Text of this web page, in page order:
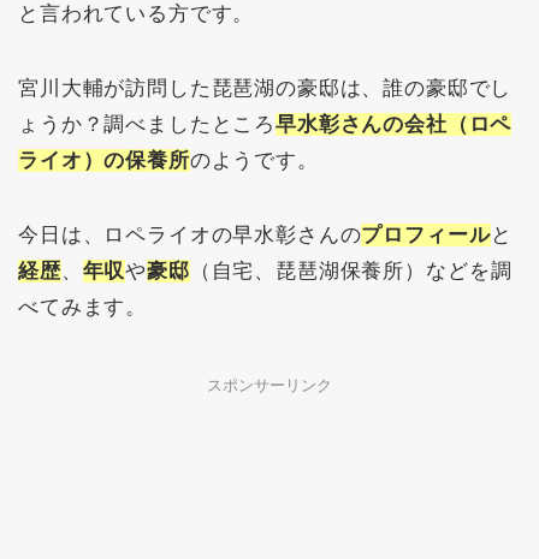
と言われている方です。
宮川大輔が訪問した琵琶湖の豪邸は、誰の豪邸でし
ょうか？調べましたところ早水彰さんの会社（ロペ
ライオ）の保養所のようです。
今日は、ロペライオの早水彰さんのプロフィールと
経歴、 年収や豪邸 （自宅、琵琶湖保養所）などを調
べてみます。
スポンサーリンク